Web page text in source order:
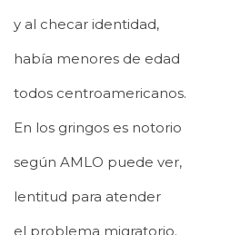
y al checar identidad,
había menores de edad
todos centroamericanos.
En los gringos es notorio
según AMLO puede ver,
lentitud para atender
el problema migratorio.